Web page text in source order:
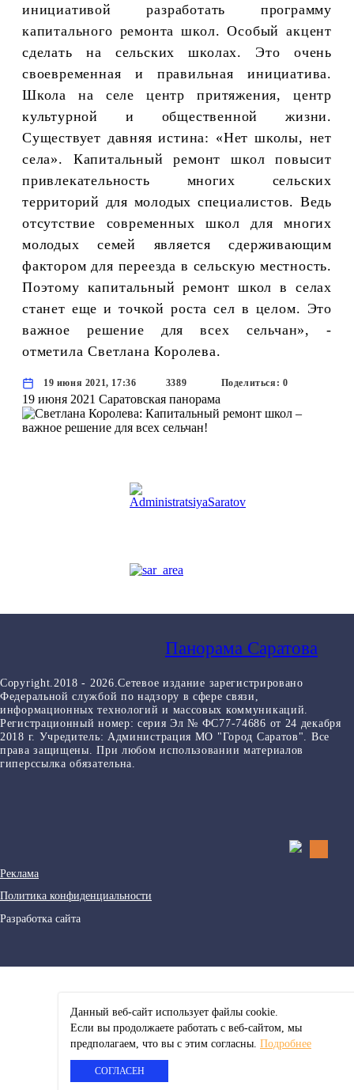
инициативой разработать программу
капитального ремонта школ. Особый акцент
сделать на сельских школах. Это очень
своевременная и правильная инициатива.
Школа на селе центр притяжения, центр
культурной и общественной жизни.
Существует давняя истина: «Нет школы, нет
села». Капитальный ремонт школ повысит
привлекательность многих сельских
территорий для молодых специалистов. Ведь
отсутствие современных школ для многих
молодых семей является сдерживающим
фактором для переезда в сельскую местность.
Поэтому капитальный ремонт школ в селах
станет еще и точкой роста сел в целом. Это
важное решение для всех сельчан», -
отметила Светлана Королева.
19 июня 2021, 17:36 3389 Поделиться: 0
19 июня 2021 Саратовская панорама
Панорама Саратова
Copyright.2018 - 2026.Сетевое издание зарегистрировано
Федеральной службой по надзору в сфере связи,
информационных технологий и массовых коммуникаций.
Регистрационный номер: серия Эл № ФС77-74686 от 24 декабря
2018 г. Учредитель: Администрация МО "Город Саратов". Все
права защищены. При любом использовании материалов
гиперссылка обязательна.
Реклама
Политика конфиденциальности
Разработка сайта
Данный веб-сайт использует файлы сookie.
Если вы продолжаете работать с веб-сайтом, мы
предполагаем, что вы с этим согласны. Подробнее
СОГЛАСЕН